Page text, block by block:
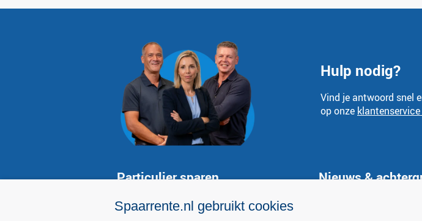
Hulp nodig?
Vind je antwoord snel
op onze
Particulier sparen
Hoogste spaarrente
Nieuws &
Spaarrente.nl gebruikt cookies